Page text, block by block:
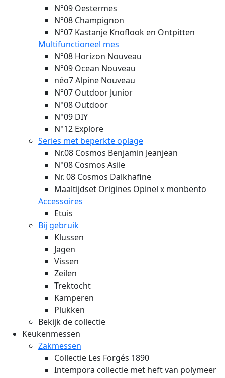
N°09 Oestermes
N°08 Champignon
N°07 Kastanje Knoflook en Ontpitten
Multifunctioneel mes
N°08 Horizon Nouveau
N°09 Ocean Nouveau
néo7 Alpine Nouveau
N°07 Outdoor Junior
N°08 Outdoor
N°09 DIY
N°12 Explore
Series met beperkte oplage
Nr.08 Cosmos Benjamin Jeanjean
N°08 Cosmos Asile
Nr. 08 Cosmos Dalkhafine
Maaltijdset Origines Opinel x monbento
Accessoires
Etuis
Bij gebruik
Klussen
Jagen
Vissen
Zeilen
Trektocht
Kamperen
Plukken
Bekijk de collectie
Keukenmessen
Zakmessen
Collectie Les Forgés 1890
Intempora collectie met heft van polymeer